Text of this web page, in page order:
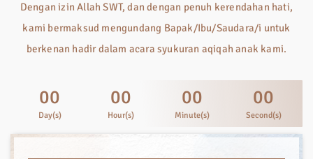
Dengan izin Allah SWT, dan dengan penuh kerendahan hati,
kami bermaksud mengundang Bapak/Ibu/Saudara/i untuk
berkenan hadir dalam acara syukuran aqiqah anak kami.
00
Day(s)
00
Hour(s)
00
Minute(s)
00
Second(s)